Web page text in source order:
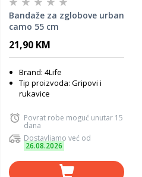
Bandaže za zglobove urban
camo 55 cm
21,90 KM
Brand: 4Life
Tip proizvoda: Gripovi i
rukavice
Povrat robe moguć unutar 15
dana
Dostavljamo već od
26.08.2026